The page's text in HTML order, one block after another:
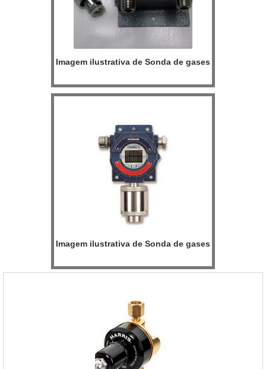
Imagem ilustrativa de Sonda de gases
Imagem ilustrativa de Sonda de gases